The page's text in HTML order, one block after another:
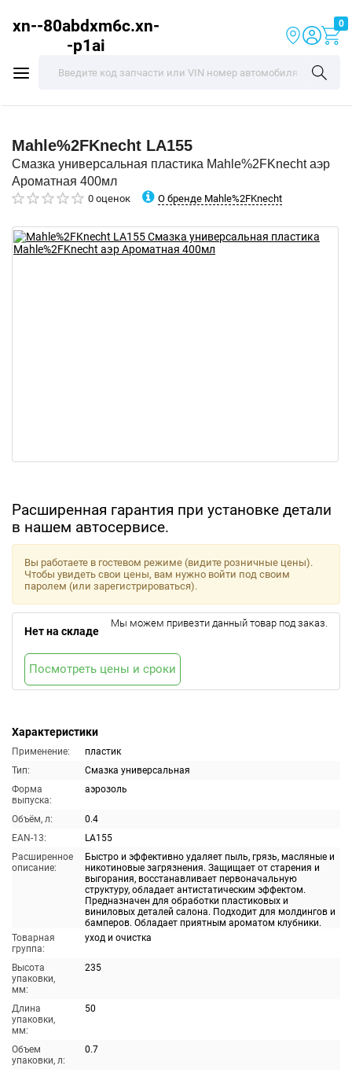
xn--80abdxm6c.xn-
-p1ai
0
Mahle%2FKnecht LA155
Смазка универсальная пластика Mahle%2FKnecht аэр
Ароматная 400мл
0 оценок О бренде Mahle%2FKnecht
Расширенная гарантия при установке детали
в нашем автосервисе.
Характеристики
Применение:
пластик
Тип:
Смазка универсальная
Форма
выпуска:
аэрозоль
Объём, л:
0.4
EAN-13:
LA155
Расширенное
описание:
Быстро и эффективно удаляет пыль, грязь, масляные и
никотиновые загрязнения. Защищает от старения и
выгорания, восстанавливает первоначальную
структуру, обладает антистатическим эффектом.
Предназначен для обработки пластиковых и
виниловых деталей салона. Подходит для молдингов и
бамперов. Обладает приятным ароматом клубники.
Товарная
группа:
уход и очистка
Высота
упаковки,
мм:
235
Длина
упаковки,
мм:
50
Объем
упаковки, л:
0.7
Вы работаете в гостевом режиме (видите розничные цены).
Чтобы увидеть свои цены, вам нужно войти под своим
паролем (или зарегистрироваться).
Нет на складе
Мы можем привезти данный товар под заказ.
Посмотреть цены и сроки